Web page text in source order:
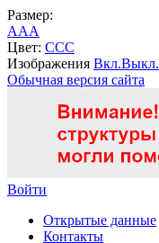
Размер:
AAA
Цвет: CCC
Изображения Вкл.Выкл.
Обычная версия сайта
Войти
Открытые данные
Контакты